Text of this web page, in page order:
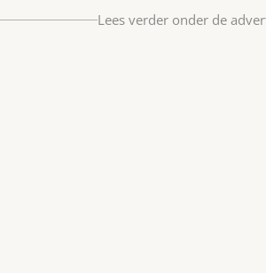
Bestel nu
Lees verder onder de